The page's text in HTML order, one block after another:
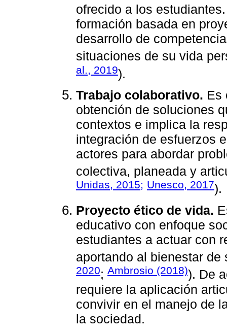
ofrecido a los
formación basada en
desarrollo de
situaciones de su vida
al., 2019).
Trabajo colaborativo. Es
obtención de soluciones
contextos e implica la
integración de esfuerzos
actores para abordar
colectiva, planeada y
Unidas, 2015; Unesco, 2017).
Proyecto ético de vida.
educativo con enfoque
estudiantes a actuar con
aportando al bienestar de
2020; Ambrosio (2018)). De
requiere la aplicación
convivir en el manejo de
la sociedad.